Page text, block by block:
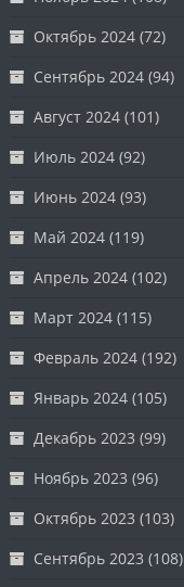
Октябрь 2024 (72)
Сентябрь 2024 (94)
Август 2024 (101)
Июль 2024 (92)
Июнь 2024 (93)
Май 2024 (119)
Апрель 2024 (102)
Март 2024 (115)
Февраль 2024 (192)
Январь 2024 (105)
Декабрь 2023 (99)
Ноябрь 2023 (96)
Октябрь 2023 (103)
Сентябрь 2023 (108)